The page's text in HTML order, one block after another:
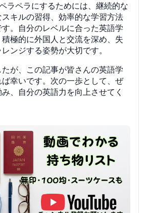
ラペラにするためには、継続的な
キルの習得、効率的な学習方法
。自分のレベルに合った英語学
極的に外国人と交流を深め、失
ンジする姿勢が大切です。
が、この記事が皆さんの英語学
幸いです。次の一歩として、ぜ
、自分の英語力を向上させてく